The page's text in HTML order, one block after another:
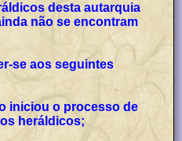
desta autarquia
não se encontram
se aos seguintes
iniciou o processo de
heráldicos;